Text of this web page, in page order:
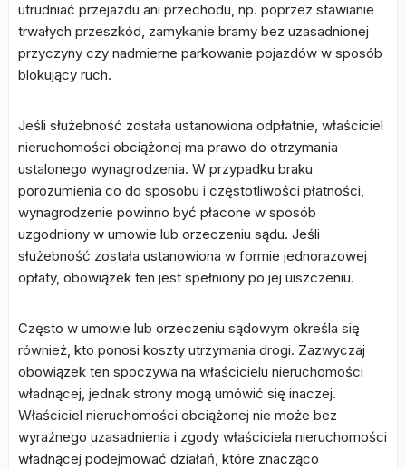
utrudniać przejazdu ani przechodu, np. poprzez stawianie
trwałych przeszkód, zamykanie bramy bez uzasadnionej
przyczyny czy nadmierne parkowanie pojazdów w sposób
blokujący ruch.
Jeśli służebność została ustanowiona odpłatnie, właściciel
nieruchomości obciążonej ma prawo do otrzymania
ustalonego wynagrodzenia. W przypadku braku
porozumienia co do sposobu i częstotliwości płatności,
wynagrodzenie powinno być płacone w sposób
uzgodniony w umowie lub orzeczeniu sądu. Jeśli
służebność została ustanowiona w formie jednorazowej
opłaty, obowiązek ten jest spełniony po jej uiszczeniu.
Często w umowie lub orzeczeniu sądowym określa się
również, kto ponosi koszty utrzymania drogi. Zazwyczaj
obowiązek ten spoczywa na właścicielu nieruchomości
władnącej, jednak strony mogą umówić się inaczej.
Właściciel nieruchomości obciążonej nie może bez
wyraźnego uzasadnienia i zgody właściciela nieruchomości
władnącej podejmować działań, które znacząco